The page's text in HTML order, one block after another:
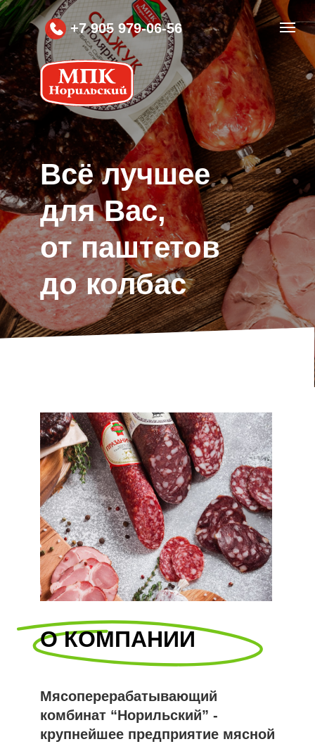
+7 905 979-06-56
Вcё лучшее
для Вас,
от паштетов
до колбас
О КОМПАНИИ
Мясоперерабатывающий
комбинат “Норильский” -
крупнейшее предприятие мясной